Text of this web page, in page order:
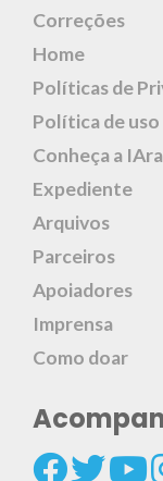
Correções
Home
Políticas de
Política de
Conheça a IAra
Expediente
Arquivos
Parceiros
Apoiadores
Imprensa
Como doar